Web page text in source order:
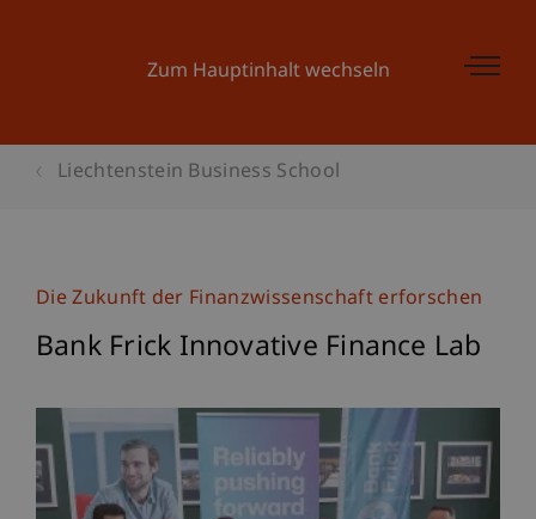
Zum Hauptinhalt wechseln
Liechtenstein Business School
Die Zukunft der Finanzwissenschaft erforschen
Bank Frick Innovative Finance Lab